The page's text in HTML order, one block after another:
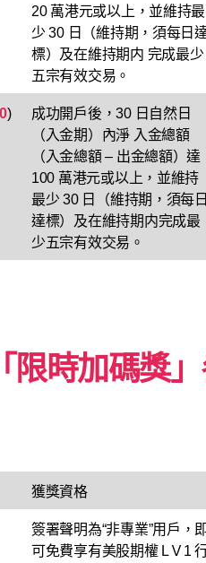
20 萬港元或以上，並維持最
少 30 日（維持期，須每日
標）及在維持期内 完成最少
五宗有效交易。
)
成功開戶後，30 日自然日
（入金期）內淨 入金總額
（入金總額 – 出金總額）達
100 萬港元或以上，並維持
最少 30 日（維持期，須每日
達標）及在維持期内完成最
少五宗有效交易。
限時加碼獎
獲獎資格
簽署聲明為“非專業”用戶，
可免費享有美股期權 LＶ1